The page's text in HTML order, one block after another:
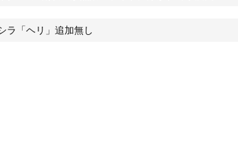
ラ「ヘリ」追加無し